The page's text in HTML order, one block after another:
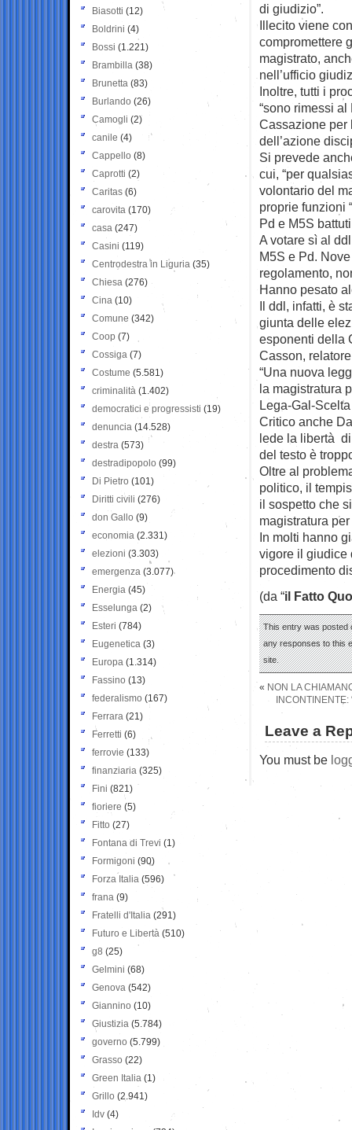
di giudizio”.
Illecito viene
compromettere
magistrato,
nell’ufficio
Inoltre, tutti i
“sono rimessi
Cassazione per
dell’azione
Si prevede
cui, “per
volontario del
proprie funzioni
Pd e M5S
A votare sì al
M5S e Pd.
regolamento,
Hanno pesato
Il ddl, infatti, è
giunta delle
esponenti della
Casson,
“Una nuova
la magistratura
Lega-Gal-
Critico anche
lede la libertà
del testo è
Oltre al
politico, il
il sospetto che
magistratura
In molti hanno
vigore il giudice
procedimento
(da “il Fatto
This entry was posted
any responses to this
site.
« NON LA
Leave a
You must be
Biasotti (12)
Boldrini (4)
Bossi (1.221)
Brambilla (38)
Brunetta (83)
Burlando (26)
Camogli (2)
canile (4)
Cappello (8)
Caprotti (2)
Caritas (6)
carovita (170)
casa (247)
Casini (119)
Centrodestra in Liguria (35)
Chiesa (276)
Cina (10)
Comune (342)
Coop (7)
Cossiga (7)
Costume (5.581)
criminalità (1.402)
democratici e progressisti (19)
denuncia (14.528)
destra (573)
destradipopolo (99)
Di Pietro (101)
Diritti civili (276)
don Gallo (9)
economia (2.331)
elezioni (3.303)
emergenza (3.077)
Energia (45)
Esselunga (2)
Esteri (784)
Eugenetica (3)
Europa (1.314)
Fassino (13)
federalismo (167)
Ferrara (21)
Ferretti (6)
ferrovie (133)
finanziaria (325)
Fini (821)
fioriere (5)
Fitto (27)
Fontana di Trevi (1)
Formigoni (90)
Forza Italia (596)
frana (9)
Fratelli d'Italia (291)
Futuro e Libertà (510)
g8 (25)
Gelmini (68)
Genova (542)
Giannino (10)
Giustizia (5.784)
governo (5.799)
Grasso (22)
Green Italia (1)
Grillo (2.941)
Idv (4)